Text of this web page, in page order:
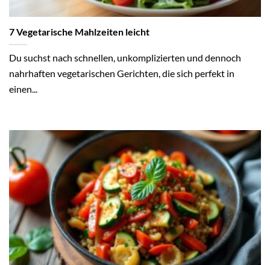
7 Vegetarische Mahlzeiten leicht
Du suchst nach schnellen, unkomplizierten und dennoch
nahrhaften vegetarischen Gerichten, die sich perfekt in
einen...